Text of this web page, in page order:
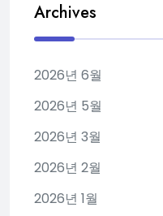
Archives
2026년 6월
2026년 5월
2026년 3월
2026년 2월
2026년 1월